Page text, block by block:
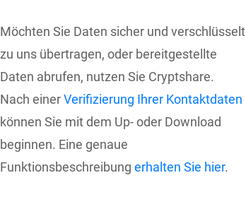
Möchten Sie Daten sicher und verschlüsselt
zu uns übertragen, oder bereitgestellte
Daten abrufen, nutzen Sie Cryptshare.
Nach einerVerifizierung Ihrer Kontaktdaten
können Sie mit dem Up- oder Download
beginnen. Eine genaue
Funktionsbeschreibung erhalten Sie hier.